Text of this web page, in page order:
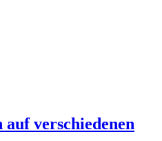
verschiedenen